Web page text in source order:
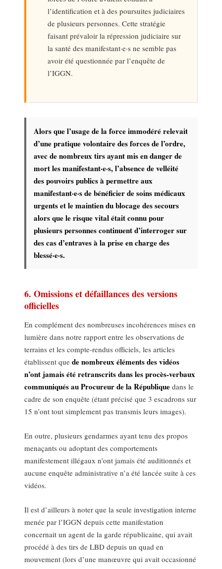
l’identification et à des poursuites judiciaires
de plusieurs personnes. Cette stratégie
faisant prévaloir la répression judiciaire sur
la santé des manifestant·e·s ne semble pas
avoir été questionnée par l’enquête de
l’IGGN.
Alors que l’usage de la force immodéré relevait
d’une pratique volontaire des forces de l’ordre,
avec de nombreux tirs ayant mis en danger de
mort les manifestant·e·s, l’absence de velléité
des pouvoirs publics à permettre aux
manifestant·e·s de bénéficier de soins médicaux
urgents et le maintien du blocage des secours
alors que le risque vital était connu pour
plusieurs personnes continuent d’interroger sur
des cas d’entraves à la prise en charge des
blessé·e·s.
6. Omissions et défaillances des versions
officielles
En complément des nombreuses incohérences mises en
lumière dans notre rapport entre les observations de
terrains et les compte-rendus officiels, les articles
établissent quede nombreux éléments des vidéos
n’ont jamais été retranscrits dans les procès-verbaux
communiqués au Procureur de la République dans le
cadre de son enquête (étant précisé que 3 escadrons sur
15 n’ont tout simplement pas transmis leurs images).
En outre, plusieurs gendarmes ayant tenu des propos
menaçants ou adoptant des comportements
manifestement illégaux n’ont jamais été auditionnés et
aucune enquête administrative n’a été lancée suite à ces
vidéos.
Il est d’ailleurs à noter que la seule investigation interne
menée par l’IGGN depuis cette manifestation
concernait un agent de la garde républicaine, qui avait
procédé à des tirs de LBD depuis un quad en
mouvement (lors d’une manœuvre qui avait occasionné